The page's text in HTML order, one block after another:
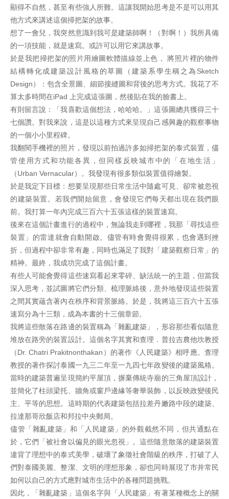
顯得不自然，甚至有些強人所難。這讓我開始思考是不是可以用其
他方式來講述這個掃把架的故事。
想了一會兒，我突然意識到我可是建築師啊！（對啊！）我所具備
的一項技能，就是速寫。或許可以用它來講故事。
於是我把掃把架的照片用繪圖軟體描線並上色， 將照片裡的物件
結構轉化成建築設計風格的草圖（建築系學生稱之為Sketch
Design）：包含全景圖、細節接縫圖和背後的思考方式。我花了不
算太多時間在iPad 上完成這張圖，然後貼在我的臉書上。
有則留言說：「我喜歡這個想法，哈哈哈。」這張圖總共獲得三十
七個讚。對我來說，這是以這種方式來呈現自己感興趣的觀察事物
的一個小小里程碑。
我翻閱手機裡的照片，發現以前拍過許多如掃把架的泰式裝置，儘
管使用方式和功能各異，但同樣反映城市中的「在地生活」
（Urban Vernacular）。我發現有很多類似裝置值得繪製。
於是我定下目標：想要呈現那些日常生活中隨處可見、卻常被忽視
的建築裝置。若我們開始留意，會發現它們每天都出現在我們眼
前。我打算一年內完成三百六十五張這樣的裝置速寫。
後來在這個計畫進行的過程中，無論我走到哪裡，我那「尋找這些
裝置」的雷達就會自動開啟。儘管有時會覺得很累，也會遇到挫
折，但過程中卻非常有趣，同時也滿足了我對「建築觀察日常」的
精神。最終，我成功完成了這個計畫。
有些人可能會覺得這些速寫看起來零碎、缺法統一的主題，但當我
深入思考，並試圖將它們分類、梳理脈絡後，意外地發現這些裝置
之間其實蘊含著內在秩序和背景脈絡。於是，我將這三百六十五張
速寫分為十三類，成為本書的十三個章節。
我將這些散落在路邊的裝置稱為「雜亂建築」，形容那些看似隨意
堆放在路旁的裝置設計。這個名字其實和查理．普拉吉農他坎教授
（Dr. Chatri Prakitnonthakan）的著作《人民建築》相呼應。查理
教授的著作探討泰國一九三二年至一九四七年政變後的建築風格。
當時的建築普遍呈現簡約平屋頂，摒棄傳統寺廟的三角屋頂設計，
並簡化了柱頭梁托、牆角或窗戶邊緣等奢華裝飾，以反映政變後民
主、平等的思想。這時期的代表建築包括拉差丹嫩路中段的建築、
拉達那哥欣飯店和邦拉中央郵局。
儘管「雜亂建築」和「人民建築」的外觀截然不同，但共通點在
於，它們「被社會以偏見的眼光忽視」。這些隨意散落的建築裝置
違背了理想中的泰式美學，破壞了象徵社會階級的秩序，打破了人
們對泰國美麗、整潔、文明的理想形象，卻也同時展現了市井常民
如何以自己的方式應對城市生活中的各種問題挑戰。
因此，「雜亂建築」這個名字與「人民建築」有著某種概念上的關